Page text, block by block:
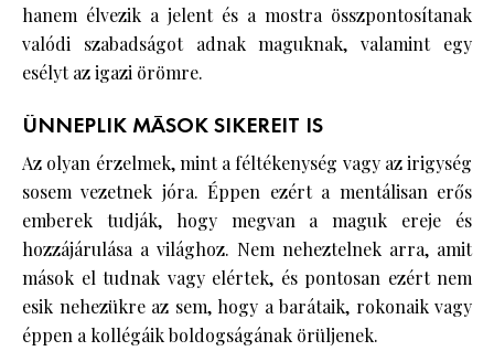
hanem élvezik a jelent és a mostra összpontosítanak
valódi szabadságot adnak maguknak, valamint egy
esélyt az igazi örömre.
ÜNNEPLIK MÁSOK SIKEREIT IS
Az olyan érzelmek, mint a féltékenység vagy az irigység
sosem vezetnek jóra. Éppen ezért a mentálisan erős
emberek tudják, hogy megvan a maguk ereje és
hozzájárulása a világhoz. Nem neheztelnek arra, amit
mások el tudnak vagy elértek, és pontosan ezért nem
esik nehezükre az sem, hogy a barátaik, rokonaik vagy
éppen a kollégáik boldogságának örüljenek.